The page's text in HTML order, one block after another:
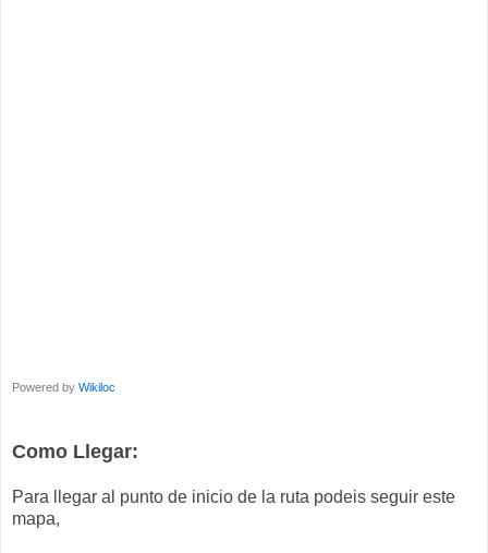
Powered by Wikiloc
Como Llegar:
Para llegar al punto de inicio de la ruta podeis seguir este
mapa,